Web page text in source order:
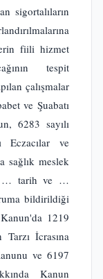
sigortalıların
fiili hizmet
tespit
çalışmalar
ve Şuabatı
6283 sayılı
Eczacılar ve
sağlık meslek
… tarih ve …
bildirildiği
1219
Tarzı İcrasına
ve 6197
Kanun